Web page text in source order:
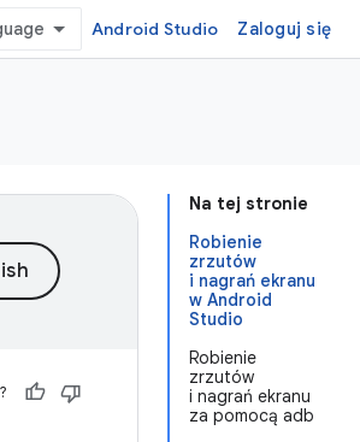
Android Studio Zaloguj się
Na tej stronie
Robienie
zrzutów
i nagrań ekranu
w Android
Studio
Robienie
zrzutów
i nagrań ekranu
za pomocą adb